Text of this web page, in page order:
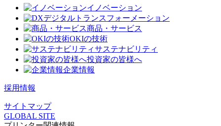
イノベーション
デジタルトランスフォーメーション
商品・サービス
OKIの技術
サステナビリティ
投資家の皆様へ
企業情報
採用情報
サイトマップ
GLOBAL SITE